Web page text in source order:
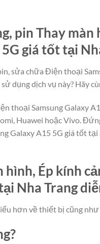
pin Thay
giá tốt tại
sửa chữa Điện thoại
dụng dịch vụ này? Hãy
thoại Samsung Galaxy
Huawei hoặc Vivo.
Galaxy A15 5G giá tốt
hình, Ép kính
Nha Trang
hơn về thiết bị cũng như